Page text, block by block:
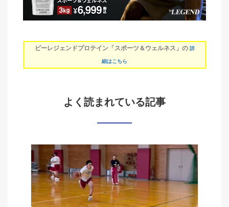
ビーレジェンドプロテイン「スポーツ＆ウェルネス」の 詳
細はこちら
よく読まれている記事